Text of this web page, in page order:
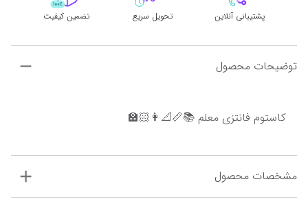
پشتیبانی آنلاین تحویل سریع تضمین کیفیت
توضیحات محصول
کاستوم فانتزی معلم 📚📏📐👩🏻‍🏫
مشخصات محصول